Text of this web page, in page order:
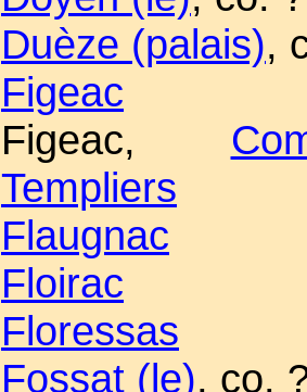
Duèze (palais),
Figeac
Figeac,
Templiers
Flaugnac
Floirac
Floressas
Fossat (le), co.